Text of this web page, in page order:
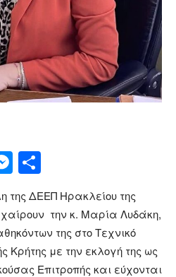
Messenger
ΔΕΕΠ Ηρακλείου της
την κ. Μαρία Λυδάκη,
της στο Τεχνικό
Κρήτης με την εκλογή της ως
Επιτροπής και εύχονται